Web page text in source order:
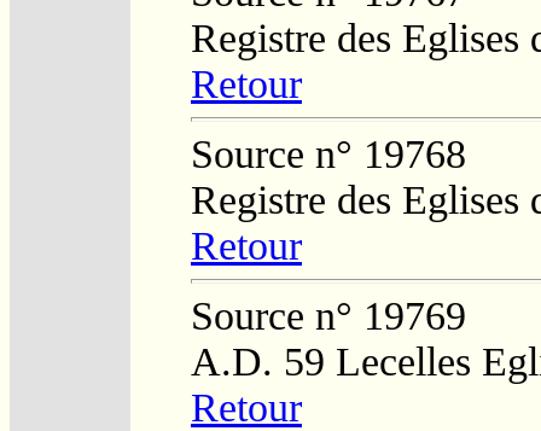
Registre des Eglises
Retour
Source n° 19768
Registre des Eglises
Retour
Source n° 19769
A.D. 59 Lecelles
Retour